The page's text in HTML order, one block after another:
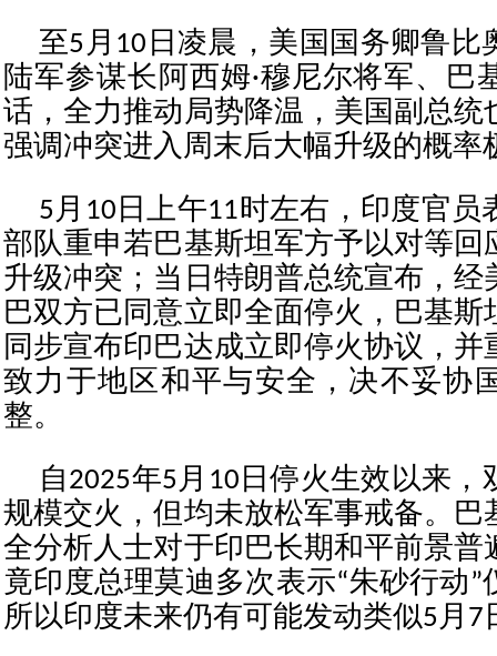
至5月10日凌晨，美国国务卿鲁比
陆军参谋长阿西姆·穆尼尔将军、巴
话，全力推动局势降温，美国副总统
强调冲突进入周末后大幅升级的概率
5月10日上午11时左右，印度官员
部队重申若巴基斯坦军方予以对等回
升级冲突；当日特朗普总统宣布，经
巴双方已同意立即全面停火，巴基斯
同步宣布印巴达成立即停火协议，
致力于地区和平与安全，决不妥协
整。
自2025年5月10日停火生效以来
规模交火，但均未放松军事戒备。巴
全分析人士对于印巴长期和平前景普
竟印度总理莫迪多次表示“朱砂行动”
所以印度未来仍有可能发动类似5月7